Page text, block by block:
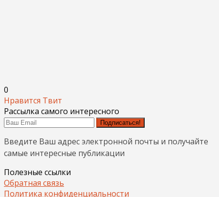
0
Нравится Твит
Рассылка самого интересного
Подписаться!
Введите Ваш адрес электронной почты и получайте
самые интересные публикации
Полезные ссылки
Обратная связь
Политика конфиденциальности